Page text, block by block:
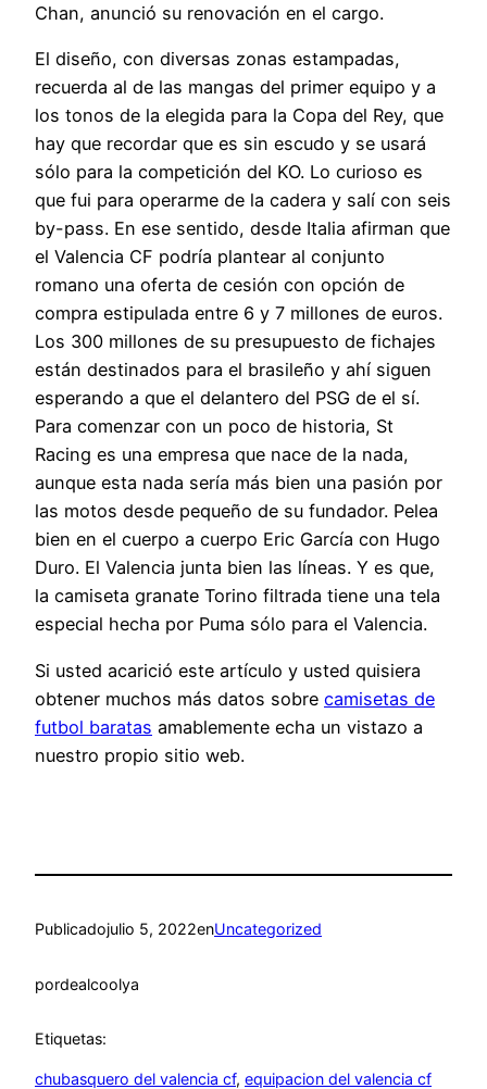
Chan, anunció su renovación en el cargo.
El diseño, con diversas zonas estampadas,
recuerda al de las mangas del primer equipo y a
los tonos de la elegida para la Copa del Rey, que
hay que recordar que es sin escudo y se usará
sólo para la competición del KO. Lo curioso es
que fui para operarme de la cadera y salí con seis
by-pass. En ese sentido, desde Italia afirman que
el Valencia CF podría plantear al conjunto
romano una oferta de cesión con opción de
compra estipulada entre 6 y 7 millones de euros.
Los 300 millones de su presupuesto de fichajes
están destinados para el brasileño y ahí siguen
esperando a que el delantero del PSG de el sí.
Para comenzar con un poco de historia, St
Racing es una empresa que nace de la nada,
aunque esta nada sería más bien una pasión por
las motos desde pequeño de su fundador. Pelea
bien en el cuerpo a cuerpo Eric García con Hugo
Duro. El Valencia junta bien las líneas. Y es que,
la camiseta granate Torino filtrada tiene una tela
especial hecha por Puma sólo para el Valencia.
Si usted acarició este artículo y usted quisiera
obtener muchos más datos sobre camisetas de
futbol baratas amablemente echa un vistazo a
nuestro propio sitio web.
Publicadojulio 5, 2022enUncategorized
pordealcoolya
Etiquetas:
chubasquero del valencia cf, equipacion del valencia cf